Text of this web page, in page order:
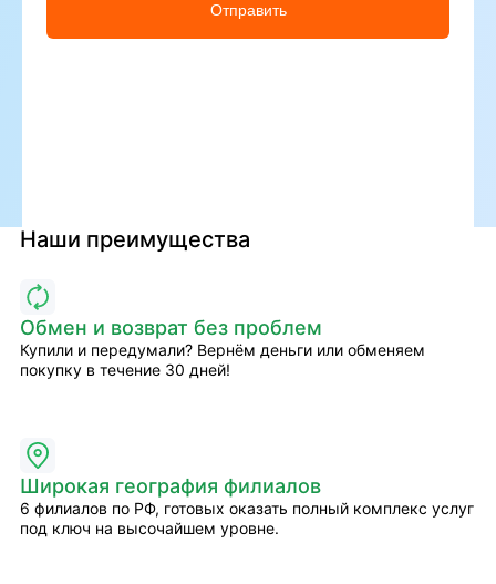
Отправить
Наши преимущества
Обмен и возврат без проблем
Купили и передумали? Вернём деньги или обменяем
покупку в течение 30 дней!
Широкая география филиалов
6 филиалов по РФ, готовых оказать полный комплекс услуг
под ключ на высочайшем уровне.